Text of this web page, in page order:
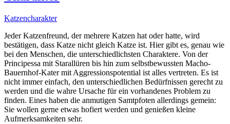
Katzencharakter
Jeder Katzenfreund, der mehrere Katzen hat oder hatte, wird
bestätigen, dass Katze nicht gleich Katze ist. Hier gibt es, genau wie
bei den Menschen, die unterschiedlichsten Charaktere. Von der
Principessa mit Starallüren bis hin zum selbstbewussten Macho-
Bauernhof-Kater mit Aggressionspotential ist alles vertreten. Es ist
nicht immer einfach, den unterschiedlichen Bedürfnissen gerecht zu
werden und die wahre Ursache für ein vorhandenes Problem zu
finden. Eines haben die anmutigen Samtpfoten allerdings gemein:
Sie wollen gerne etwas hofiert werden und genießen kleine
Aufmerksamkeiten sehr.